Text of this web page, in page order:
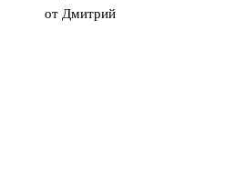
от Дмитрий